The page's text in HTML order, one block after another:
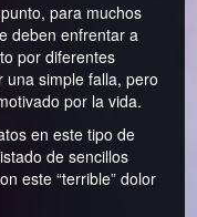
para muchos
deben enfrentar a
por diferentes
una simple falla, pero
por la vida.
en este tipo de
de sencillos
este “terrible” dolor